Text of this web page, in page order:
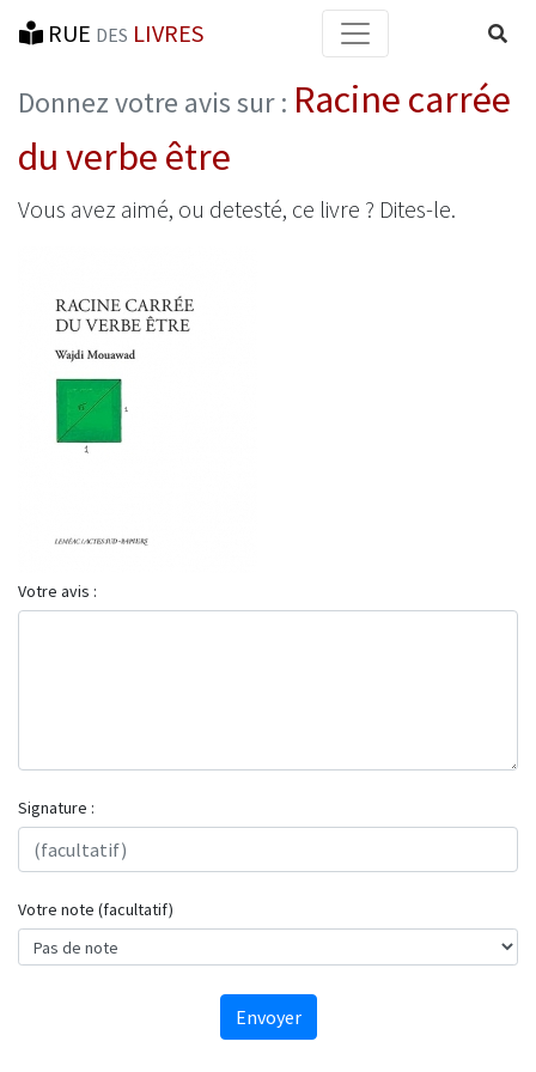
RUE DES LIVRES
Donnez votre avis sur : Racine carrée
du verbe être
Vous avez aimé, ou detesté, ce livre ? Dites-le.
Votre avis :
Signature :
Votre note (facultatif)
Envoyer